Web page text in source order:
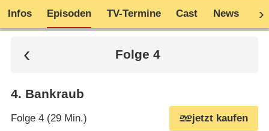
Infos Episoden TV-Termine Cast News
Folge 4
4. Bankraub
Folge 4 (29 Min.) jetzt kaufen